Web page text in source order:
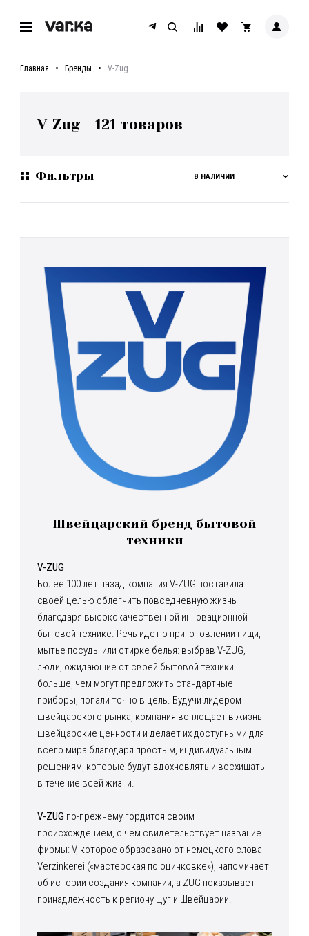
Главная Бренды V-Zug
V-Zug -121 товаров
Фильтры В НАЛИЧИИ
Швейцарский бренд бытовой
техники
V-ZUG
Более 100 лет назад компания V-ZUG поставила
своей целью облегчить повседневную жизнь
благодаря высококачественной инновационной
бытовой технике. Речь идет о приготовлении пищи,
мытье посуды или стирке белья: выбрав V-ZUG,
люди, ожидающие от своей бытовой техники
больше, чем могут предложить стандартные
приборы, попали точно в цель. Будучи лидером
швейцарского рынка, компания воплощает в жизнь
швейцарские ценности и делает их доступными для
всего мира благодаря простым, индивидуальным
решениям, которые будут вдохновлять и восхищать
в течение всей жизни.
V-ZUG по-прежнему гордится своим
происхождением, о чем свидетельствует название
фирмы: V, которое образовано от немецкого слова
Verzinkerei («мастерская по оцинковке»), напоминает
об истории создания компании, а ZUG показывает
принадлежность к региону Цуг и Швейцарии.